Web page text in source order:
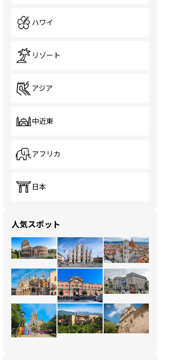
ハワイ
リゾート
アジア
中近東
アフリカ
日本
人気スポット